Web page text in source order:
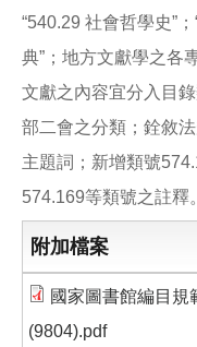
“540.29 社會哲學史”
典”；地方文獻學之各
文獻之內容宜分入目
部二會之分類；銓敘
主題詞；新增類號
574.169等類號之註釋。
附加檔案
國家圖書館編目規
(9804).pdf